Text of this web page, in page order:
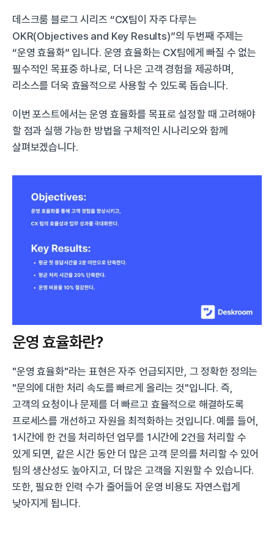
데스크룸 블로그 시리즈 “CX팀이 자주 다루는
OKR(Objectives and Key Results)”의 두번째 주제는
“운영 효율화” 입니다. 운영 효율화는 CX팀에게 빠질 수 없는
필수적인 목표중 하나로, 더 나은 고객 경험을 제공하며,
리소스를 더욱 효율적으로 사용할 수 있도록 돕습니다.
이번 포스트에서는 운영 효율화를 목표로 설정할 때 고려해야
할 점과 실행 가능한 방법을 구체적인 시나리오와 함께
살펴보겠습니다.
운영 효율화란?
"운영 효율화"라는 표현은 자주 언급되지만, 그 정확한 정의는
"문의에 대한 처리 속도를 빠르게 올리는 것"입니다. 즉,
고객의 요청이나 문제를 더 빠르고 효율적으로 해결하도록
프로세스를 개선하고 자원을 최적화하는 것입니다. 예를 들어,
1시간에 한 건을 처리하던 업무를 1시간에 2건을 처리할 수
있게 되면, 같은 시간 동안 더 많은 고객 문의를 처리할 수 있어
팀의 생산성도 높아지고, 더 많은 고객을 지원할 수 있습니다.
또한, 필요한 인력 수가 줄어들어 운영 비용도 자연스럽게
낮아지게 됩니다.